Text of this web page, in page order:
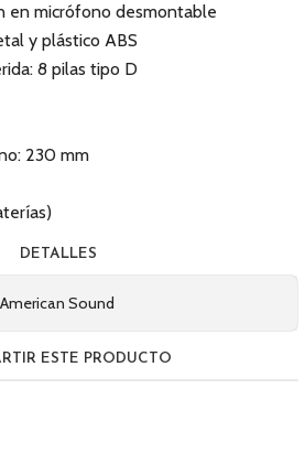
en micrófono desmontable
y plástico ABS
8 pilas tipo D
230 mm
DETALLES
American Sound
ESTE PRODUCTO